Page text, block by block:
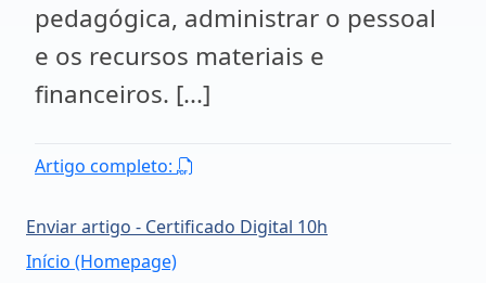
pedagógica, administrar o pessoal
e os recursos materiais e
financeiros. [...]
Artigo completo:
Enviar artigo - Certificado Digital 10h
Início (Homepage)